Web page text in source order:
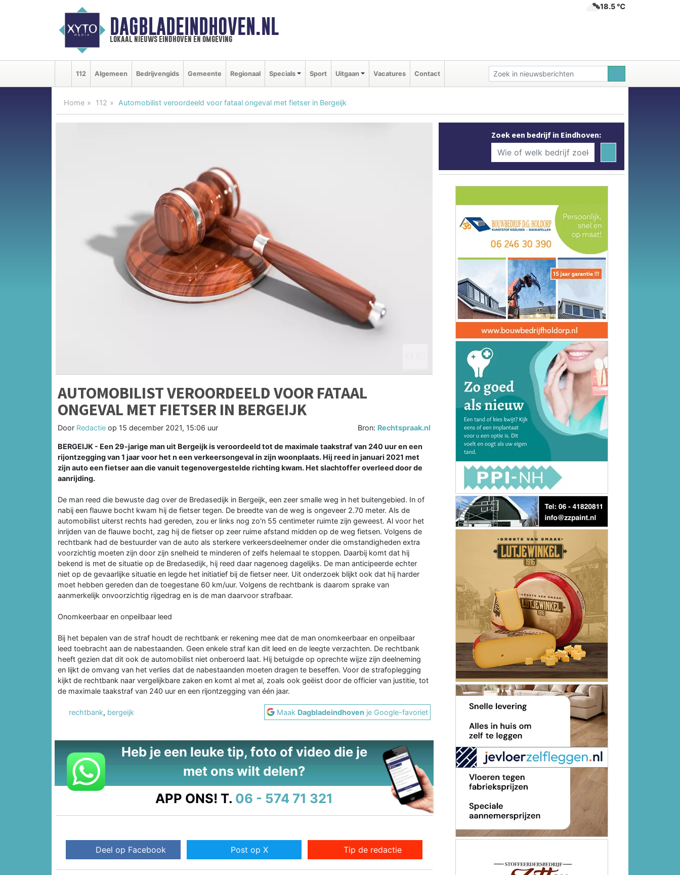
DAGBLADEINDHOVEN.NL
lokaal nieuws eindhoven en omgeving
18.5 ℃
112 Algemeen Bedrijvengids Gemeente Regionaal Specials Sport Uitgaan Vacatures Contact
Home 112 Automobilist veroordeeld voor fataal ongeval met fietser in Bergeijk
AUTOMOBILIST VEROORDEELD VOOR FATAAL
ONGEVAL MET FIETSER IN BERGEIJK
Door Redactie op 15 december 2021, 15:06 uur Bron: Rechtspraak.nl
BERGEIJK - Een 29-jarige man uit Bergeijk is veroordeeld tot de maximale taakstraf van 240 uur en een
rijontzegging van 1 jaar voor het n een verkeersongeval in zijn woonplaats. Hij reed in januari 2021 met
zijn auto een fietser aan die vanuit tegenovergestelde richting kwam. Het slachtoffer overleed door de
aanrijding.
De man reed die bewuste dag over de Bredasedijk in Bergeijk, een zeer smalle weg in het buitengebied. In of
nabij een flauwe bocht kwam hij de fietser tegen. De breedte van de weg is ongeveer 2.70 meter. Als de
automobilist uiterst rechts had gereden, zou er links nog zo'n 55 centimeter ruimte zijn geweest. Al voor het
inrijden van de flauwe bocht, zag hij de fietser op zeer ruime afstand midden op de weg fietsen. Volgens de
rechtbank had de bestuurder van de auto als sterkere verkeersdeelnemer onder die omstandigheden extra
voorzichtig moeten zijn door zijn snelheid te minderen of zelfs helemaal te stoppen. Daarbij komt dat hij
bekend is met de situatie op de Bredasedijk, hij reed daar nagenoeg dagelijks. De man anticipeerde echter
niet op de gevaarlijke situatie en legde het initiatief bij de fietser neer. Uit onderzoek blijkt ook dat hij harder
moet hebben gereden dan de toegestane 60 km/uur. Volgens de rechtbank is daarom sprake van
aanmerkelijk onvoorzichtig rijgedrag en is de man daarvoor strafbaar.
Onomkeerbaar en onpeilbaar leed
Bij het bepalen van de straf houdt de rechtbank er rekening mee dat de man onomkeerbaar en onpeilbaar
leed toebracht aan de nabestaanden. Geen enkele straf kan dit leed en de leegte verzachten. De rechtbank
heeft gezien dat dit ook de automobilist niet onberoerd laat. Hij betuigde op oprechte wijze zijn deelneming
en lijkt de omvang van het verlies dat de nabestaanden moeten dragen te beseffen. Voor de strafoplegging
kijkt de rechtbank naar vergelijkbare zaken en komt al met al, zoals ook geëist door de officier van justitie, tot
de maximale taakstraf van 240 uur en een rijontzegging van één jaar.
rechtbank, bergeijk Maak Dagbladeindhoven je Google-favoriet
Heb je een leuke tip, foto of video die je
met ons wilt delen?
APP ONS! T. 06 - 574 71 321
Deel op Facebook Post op X Tip de redactie
Zoek een bedrijf in Eindhoven: